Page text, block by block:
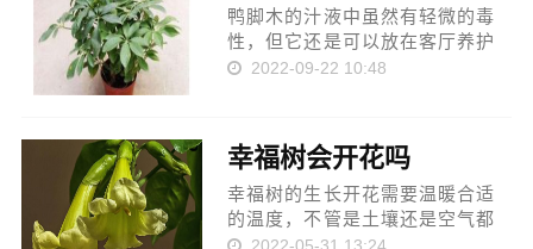
鸭脚木的汁液中虽然有轻微的毒
性，但它还是可以放在客厅养护
的，通常将鸭脚木放在客厅里，
驱邪的风水作用，如果不小心触
碰或误食那么需及时的清洗漱口
处理，...
2022-09-22 10:48
幸福树会开花吗
幸福树的生长开花需要温暖合适
的温度，不管是土壤还是空气都
要保持一定的湿度，不要放在阴